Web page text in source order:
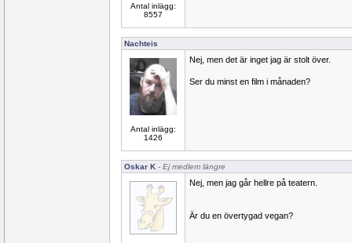
Antal inlägg:
8557
Nachteis
Antal inlägg:
1426
Nej, men det är inget jag är stolt över.
Ser du minst en film i månaden?
Oskar K - Ej medlem längre
Nej, men jag går hellre på teatern.
Är du en övertygad vegan?